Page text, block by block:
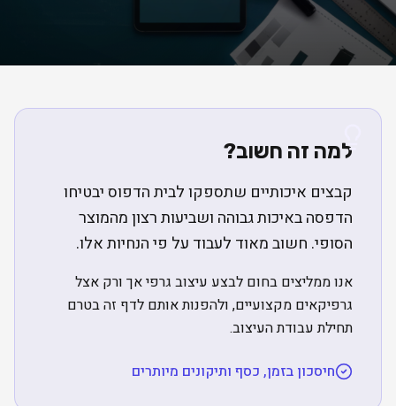
למה זה חשוב?
קבצים איכותיים שתספקו לבית הדפוס יבטיחו
הדפסה באיכות גבוהה ושביעות רצון מהמוצר
הסופי. חשוב מאוד לעבוד על פי הנחיות אלו.
אנו ממליצים בחום לבצע עיצוב גרפי אך ורק אצל
גרפיקאים מקצועיים, ולהפנות אותם לדף זה בטרם
תחילת עבודת העיצוב.
חיסכון בזמן, כסף ותיקונים מיותרים